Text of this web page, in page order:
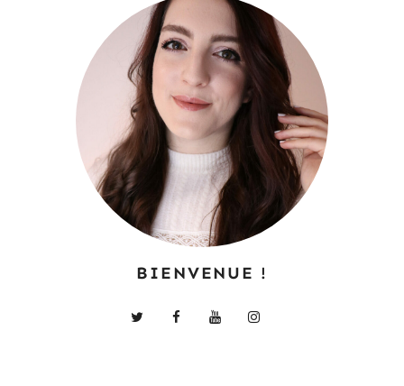
BIENVENUE !